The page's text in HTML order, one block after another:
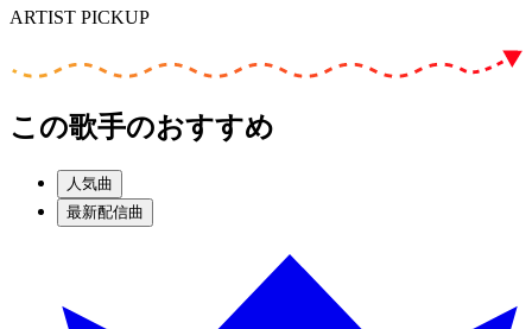
ARTIST PICKUP
この歌手のおすすめ
人気曲
最新配信曲